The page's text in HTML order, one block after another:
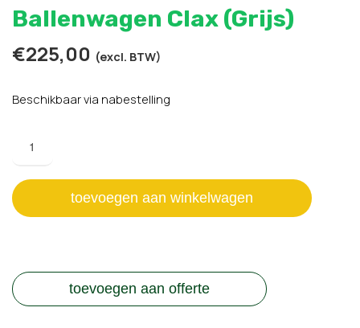
Ballenwagen Clax (Grijs)
€225,00 (excl. BTW)
Beschikbaar via nabestelling
Clax
aantal
toevoegen aan winkelwagen
toevoegen aan offerte